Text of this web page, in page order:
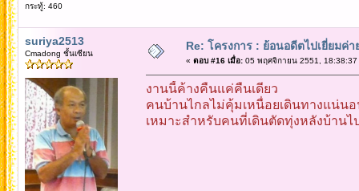
กระทู้: 460
suriya2513
Cmadong ชั้นเซียน
Re: โครงการ : ย้อนอดีตไปเยี่ยมค่
« ตอบ #16 เมื่อ:05 พฤศจิกายน 2551, 18:38:37
งานนี้ค้างคืนแค่คืนเดียว
คนบ้านไกลไม่คุ้มเหนื่อยเดินทางแน่น
เหมาะสำหรับคนที่เดินตัดทุ่งหลังบ้าน